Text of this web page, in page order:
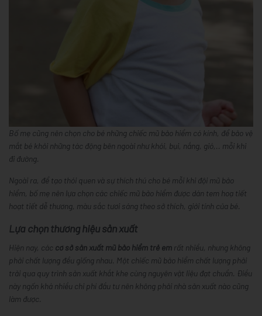
Bố mẹ cũng nên chọn cho bé những chiếc mũ bảo hiểm có kính, để bảo vệ
mắt bé khỏi những tác động bên ngoài như khói, bụi, nắng, gió,.. mỗi khi
đi đường.
Ngoài ra, để tạo thói quen và sự thích thú cho bé mỗi khi đội mũ bảo
hiểm, bố mẹ nên lựa chọn các chiếc mũ bảo hiểm được dán tem hoạ tiết
hoạt tiết dễ thương, màu sắc tươi sáng theo sở thích, giới tính của bé.
Lựa chọn thương hiệu sản xuất
Hiện nay, các cơ sở sản xuất mũ bảo hiểm trẻ em rất nhiều, nhưng không
phải chất lượng đều giống nhau. Một chiếc mũ bảo hiểm chất lượng phải
trải qua quy trình sản xuất khắt khe cùng nguyên vật liệu đạt chuẩn. Điều
này ngốn khá nhiều chi phí đầu tư nên không phải nhà sản xuất nào cũng
làm được.